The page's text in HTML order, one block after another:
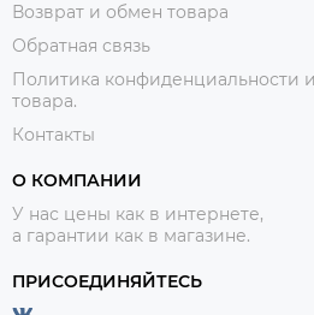
Возврат и обмен товара
Обратная связь
Политика конфиденциальности
товара.
Контакты
О КОМПАНИИ
У нас цены как в интернете,
а гарантии как в магазине.
ПРИСОЕДИНЯЙТЕСЬ